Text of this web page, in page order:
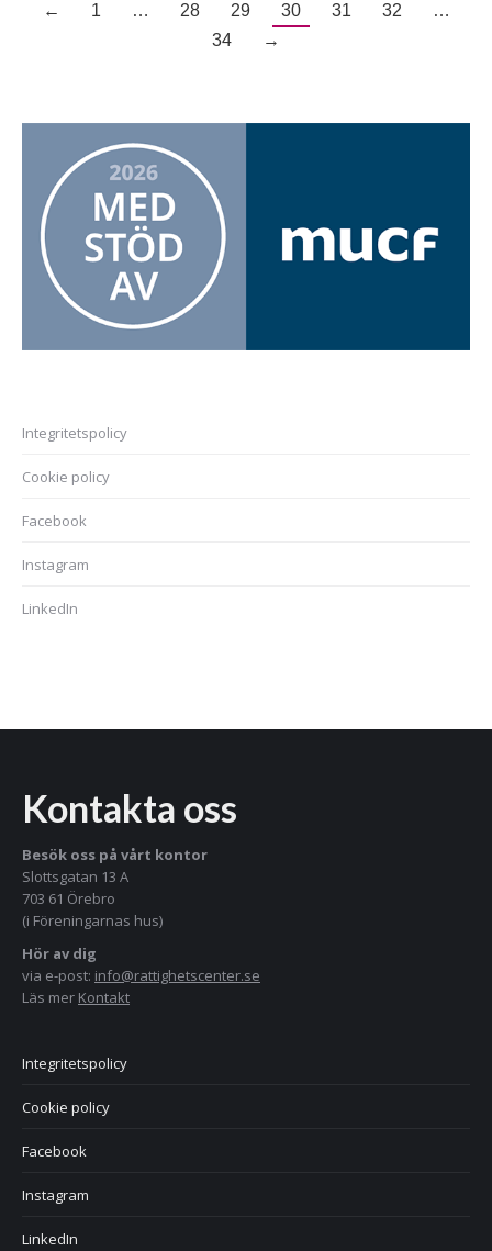
← 1 … 28 29 30 31 32
…
34
→
Integritetspolicy
Cookie policy
Facebook
Instagram
LinkedIn
Kontakta oss
Besök oss på vårt kontor
Slottsgatan 13 A
703 61 Örebro
(i Föreningarnas hus)
Hör av dig
via e-post: info@rattighetscenter.se
Läs mer Kontakt
Integritetspolicy
Cookie policy
Facebook
Instagram
LinkedIn